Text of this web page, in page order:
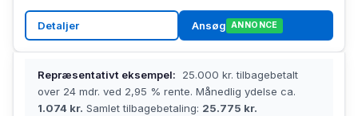
Detaljer Ansøg ANNONCE
Repræsentativt eksempel:
25.000 kr. tilbagebetalt
over 24 mdr. ved 2,95 % rente. Månedlig ydelse ca.
1.074 kr. Samlet tilbagebetaling: 25.775 kr.